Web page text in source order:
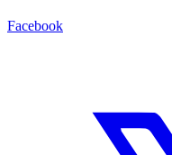
Facebook